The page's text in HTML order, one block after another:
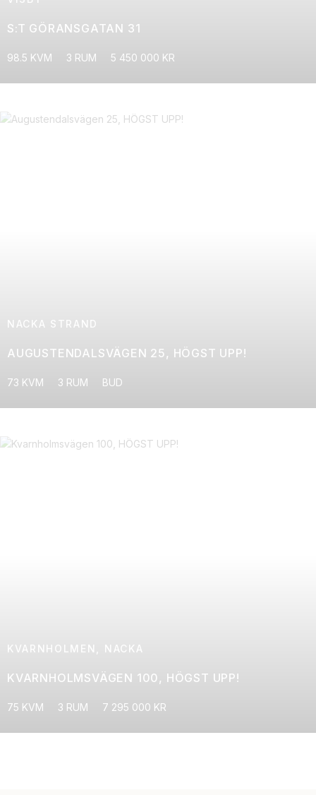
S:T GÖRANSGATAN 31
98.5 KVM 3 RUM 5 450 000 KR
NACKA STRAND
AUGUSTENDALSVÄGEN 25, HÖGST UPP!
73 KVM 3 RUM BUD
KVARNHOLMEN, NACKA
KVARNHOLMSVÄGEN 100, HÖGST UPP!
75 KVM 3 RUM 7 295 000 KR